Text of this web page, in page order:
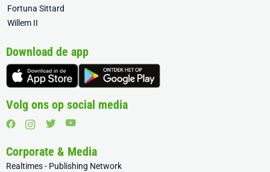
Fortuna Sittard
Willem II
Download de app
Volg ons op social media
Corporate & Media
Realtimes - Publishing Network